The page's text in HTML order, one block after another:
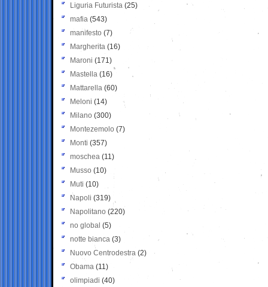
Liguria Futurista (25)
mafia (543)
manifesto (7)
Margherita (16)
Maroni (171)
Mastella (16)
Mattarella (60)
Meloni (14)
Milano (300)
Montezemolo (7)
Monti (357)
moschea (11)
Musso (10)
Muti (10)
Napoli (319)
Napolitano (220)
no global (5)
notte bianca (3)
Nuovo Centrodestra (2)
Obama (11)
olimpiadi (40)